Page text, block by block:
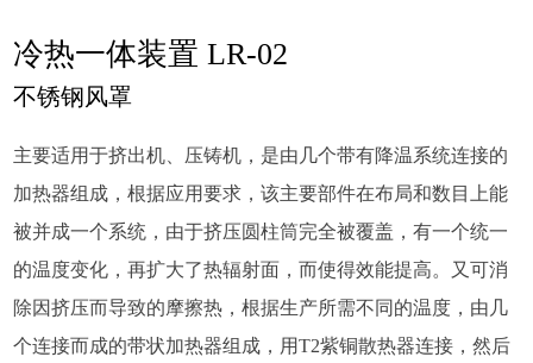
冷热一体装置 LR-02
不锈钢风罩
主要适用于挤出机、压铸机，是由几个带有降温系统连接的
加热器组成，根据应用要求，该主要部件在布局和数目上能
被并成一个系统，由于挤压圆柱筒完全被覆盖，有一个统一
的温度变化，再扩大了热辐射面，而使得效能提高。又可消
除因挤压而导致的摩擦热，根据生产所需不同的温度，由几
个连接而成的带状加热器组成，用T2紫铜散热器连接，然后